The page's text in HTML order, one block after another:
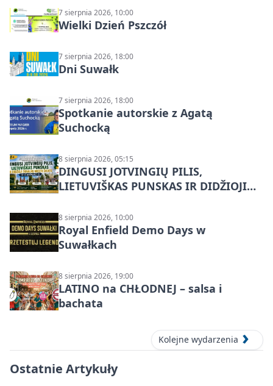
7 sierpnia 2026, 10:00
Wielki Dzień Pszczół
7 sierpnia 2026, 18:00
Dni Suwałk
7 sierpnia 2026, 18:00
Spotkanie autorskie z Agatą
Suchocką
8 sierpnia 2026, 05:15
DINGUSI JOTVINGIŲ PILIS,
LIETUVIŠKAS PUNSKAS IR DIDŽIOJI
DZŪKIJOS – jednodienė kelionė
8 sierpnia 2026, 10:00
Royal Enfield Demo Days w
Suwałkach
8 sierpnia 2026, 19:00
LATINO na CHŁODNEJ – salsa i
bachata
Kolejne wydarzenia
Ostatnie Artykuły